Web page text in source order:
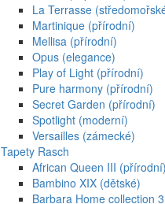
La Terrasse
Martinique (přírodní)
Mellisa (přírodní)
Opus (elegance)
Play of Light (přírodní)
Pure harmony (přírodní)
Secret Garden (přírodní)
Spotlight (moderní)
Versailles (zámecké)
Tapety Rasch
African Queen III (přírodní)
Bambino XIX (dětské)
Barbara Home collection